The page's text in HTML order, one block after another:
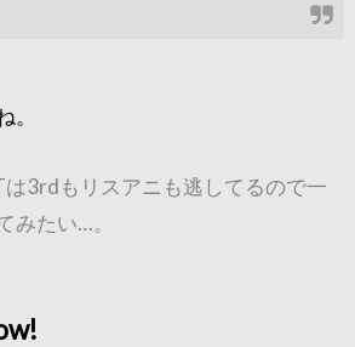
。
は3rdもリスアニも逃してるので一
みたい…。